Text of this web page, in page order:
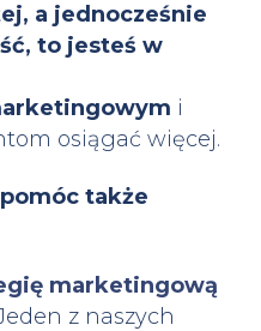
a jednocześnie
to jesteś w
i
osiągać więcej.
także
marketingową
z naszych